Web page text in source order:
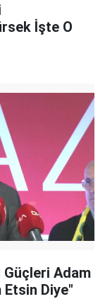
İşte O
Adam
Etsin Diye"